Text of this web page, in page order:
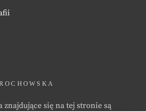
znajdujące się na tej stronie są